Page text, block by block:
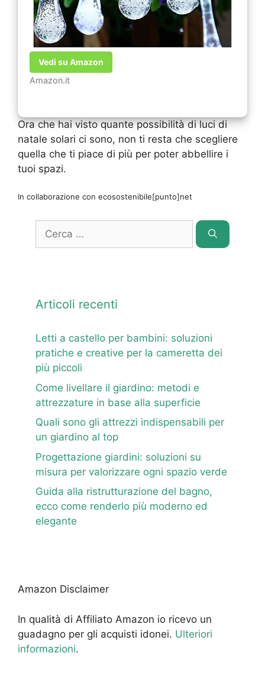
Vedi su Amazon
Amazon.it
Ora che hai visto quante possibilità di luci di
natale solari ci sono, non ti resta che scegliere
quella che ti piace di più per poter abbellire i
tuoi spazi.
In collaborazione con ecosostenibile[punto]net
Ricerca
Articoli recenti
Letti a castello per bambini: soluzioni
pratiche e creative per la cameretta dei
più piccoli
Come livellare il giardino: metodi e
attrezzature in base alla superficie
Quali sono gli attrezzi indispensabili per
un giardino al top
Progettazione giardini: soluzioni su
misura per valorizzare ogni spazio verde
Guida alla ristrutturazione del bagno,
ecco come renderlo più moderno ed
elegante
Amazon Disclaimer
In qualità di Affiliato Amazon io ricevo un
guadagno per gli acquisti idonei. Ulteriori
informazioni.